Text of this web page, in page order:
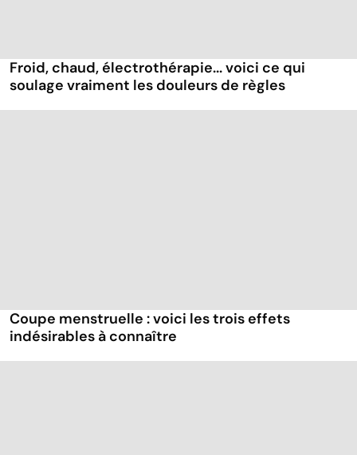
Froid, chaud, électrothérapie... voici ce qui
soulage vraiment les douleurs de règles
Coupe menstruelle : voici les trois effets
indésirables à connaître